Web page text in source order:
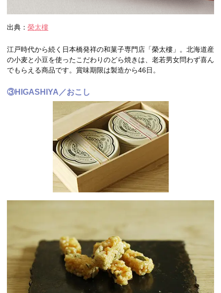
出典： 榮太樓
江戸時代から続く日本橋発祥の和菓子専門店「榮太樓」。北海道産
の小麦と小豆を使ったこだわりのどら焼きは、老若男女問わず喜ん
でもらえる商品です。賞味期限は製造から46日。
③HIGASHIYA／おこし